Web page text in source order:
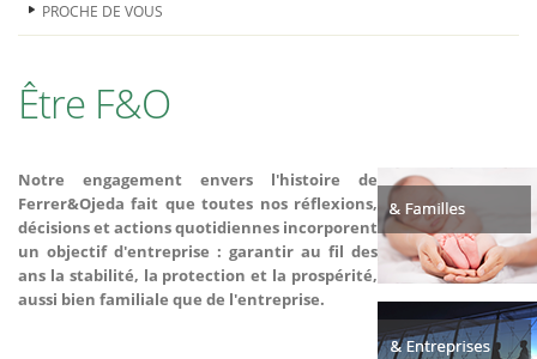
PROCHE DE VOUS
Être F&O
Notre engagement envers l'histoire de
Ferrer&Ojeda fait que toutes nos réflexions,
décisions et actions quotidiennes incorporent
un objectif d'entreprise : garantir au fil des
ans la stabilité, la protection et la prospérité,
aussi bien familiale que de l'entreprise.